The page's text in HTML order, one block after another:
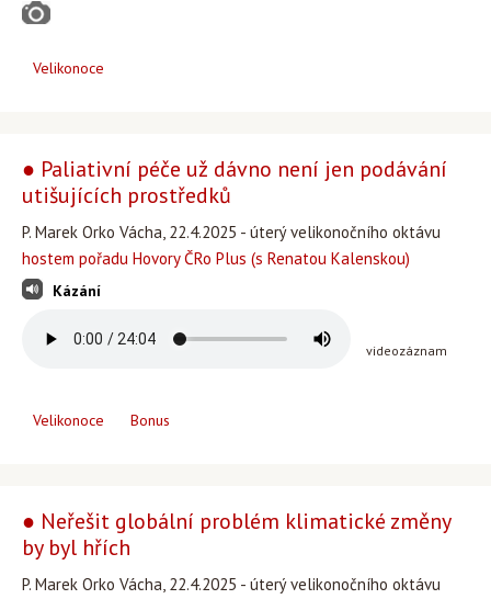
Velikonoce
● Paliativní péče už dávno není jen podávání
utišujících prostředků
P. Marek Orko Vácha, 22.4.2025 - úterý velikonočního oktávu
hostem pořadu Hovory ČRo Plus (s Renatou Kalenskou)
Kázání
videozáznam
Velikonoce Bonus
● Neřešit globální problém klimatické změny
by byl hřích
P. Marek Orko Vácha, 22.4.2025 - úterý velikonočního oktávu